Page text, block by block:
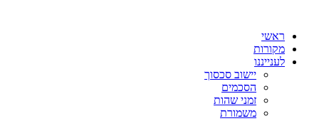
ראשי
מקורות
לענייננו
יישוב סכסוך
הסכמים
זמני שהות
משמורת